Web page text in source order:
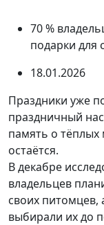
70 %
подарки для
18.01.2026
Праздники уже
праздничный
память о
остаётся.
В декабре
владельцев
своих питомцев,
выбирали их до